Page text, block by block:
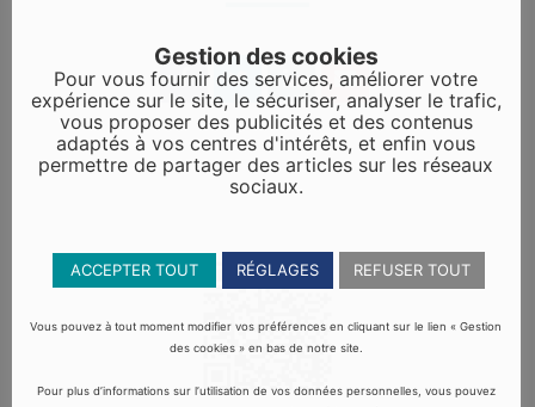
Gestion des cookies
Pour vous fournir des services, améliorer votre
expérience sur le site, le sécuriser, analyser le trafic,
vous proposer des publicités et des contenus
adaptés à vos centres d'intérêts, et enfin vous
permettre de partager des articles sur les réseaux
sociaux.
ACCEPTER TOUT RÉGLAGES REFUSER TOUT
Vous pouvez à tout moment modifier vos préférences en cliquant sur le lien « Gestion
des cookies » en bas de notre site.
Pour plus d’informations sur l’utilisation de vos données personnelles, vous pouvez